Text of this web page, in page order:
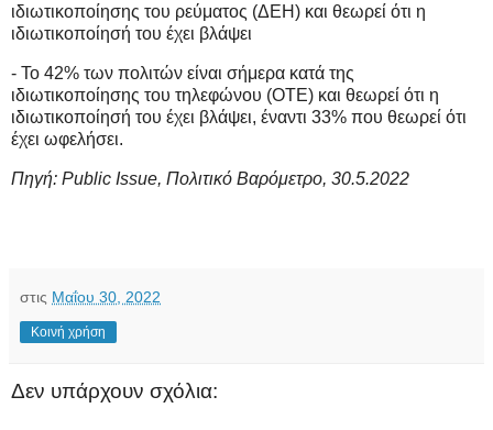
ιδιωτικοποίησης του ρεύματος (ΔΕΗ) και θεωρεί ότι η
ιδιωτικοποίησή του έχει βλάψει
- Το 42% των πολιτών είναι σήμερα κατά της
ιδιωτικοποίησης του τηλεφώνου (ΟΤΕ) και θεωρεί ότι η
ιδιωτικοποίησή του έχει βλάψει, έναντι 33% που θεωρεί ότι
έχει ωφελήσει.
Πηγή: Public Issue, Πολιτικό Βαρόμετρο, 30.5.2022
στις Μαΐου 30, 2022
Κοινή χρήση
Δεν υπάρχουν σχόλια: